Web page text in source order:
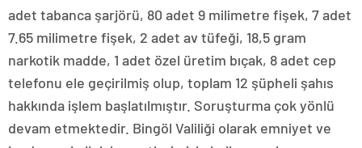
adet tabanca şarjörü, 80 adet 9 milimetre fişek, 7 adet
7.65 milimetre fişek, 2 adet av tüfeği, 18,5 gram
narkotik madde, 1 adet özel üretim bıçak, 8 adet cep
telefonu ele geçirilmiş olup, toplam 12 şüpheli şahıs
hakkında işlem başlatılmıştır. Soruşturma çok yönlü
devam etmektedir. Bingöl Valiliği olarak emniyet ve